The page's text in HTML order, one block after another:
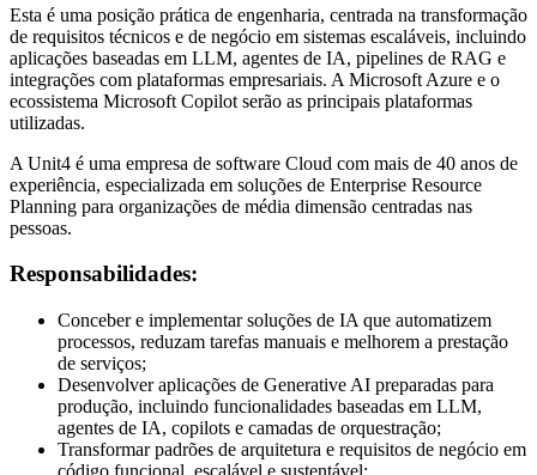
Esta é uma posição prática de engenharia, centrada na transformação
de requisitos técnicos e de negócio em sistemas escaláveis, incluindo
aplicações baseadas em LLM, agentes de IA, pipelines de RAG e
integrações com plataformas empresariais. A Microsoft Azure e o
ecossistema Microsoft Copilot serão as principais plataformas
utilizadas.
A Unit4 é uma empresa de software Cloud com mais de 40 anos de
experiência, especializada em soluções de Enterprise Resource
Planning para organizações de média dimensão centradas nas
pessoas.
Responsabilidades:
Conceber e implementar soluções de IA que automatizem
processos, reduzam tarefas manuais e melhorem a prestação
de serviços;
Desenvolver aplicações de Generative AI preparadas para
produção, incluindo funcionalidades baseadas em LLM,
agentes de IA, copilots e camadas de orquestração;
Transformar padrões de arquitetura e requisitos de negócio em